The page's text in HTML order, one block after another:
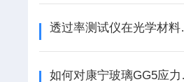
透过率
如何